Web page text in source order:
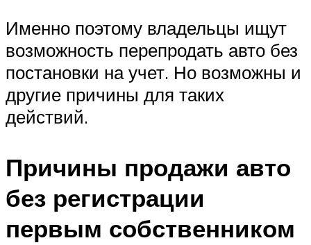
Именно поэтому владельцы ищут
возможность перепродать авто без
постановки на учет. Но возможны и
другие причины для таких
действий.
Причины продажи авто
без регистрации
первым собственником